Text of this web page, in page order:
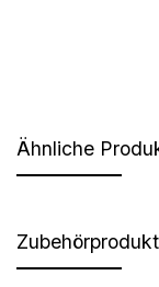
Ähnliche